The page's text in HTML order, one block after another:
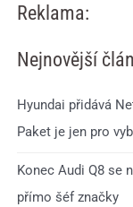
Reklama:
Nejnovější
Hyundai přidává
Paket je jen pro
Konec Audi Q8 se
přímo šéf značky